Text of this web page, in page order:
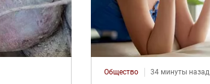
Общество 34 минуты назад